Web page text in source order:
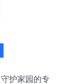
护家园的专